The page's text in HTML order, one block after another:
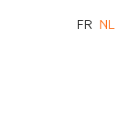
FR NL